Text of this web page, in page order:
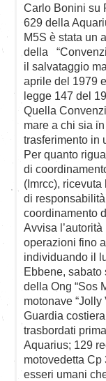
Carlo Bonini su
629 della
M5S è stata un
della
il salvataggio
aprile del 1979
legge 147 del
Quella
mare a chi sia
trasferimento in
Per quanto
di
(Imrcc),
di
coordinamento
Avvisa
operazioni fino
individuando il
Ebbene, sabato
della Ong “Sos
motonave
Guardia
trasbordati
Aquarius; 129
motovedetta
esseri umani